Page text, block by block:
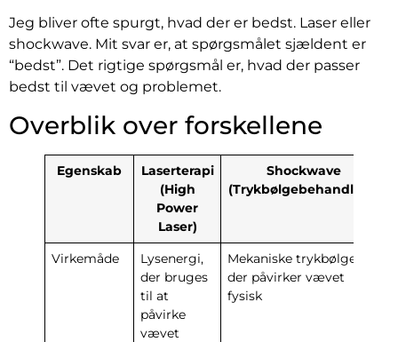
Jeg bliver ofte spurgt, hvad der er bedst. Laser eller
shockwave. Mit svar er, at spørgsmålet sjældent er
“bedst”. Det rigtige spørgsmål er, hvad der passer
bedst til vævet og problemet.
Overblik over forskellene
Egenskab
Laserterapi
(High
Power
Laser)
Shockwave
(Trykbølgebehandling)
Virkemåde
Lysenergi,
der bruges
til at
påvirke
vævet
Mekaniske trykbølger,
der påvirker vævet
fysisk